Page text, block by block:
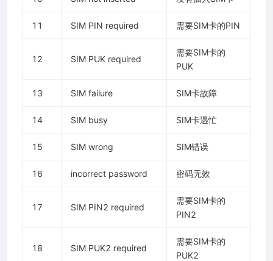
11 SIM PIN required 需要SIM卡的PIN
12 SIM PUK required
需要SIM卡的
PUK
13 SIM failure SIM卡故障
14 SIM busy SIM卡遇忙
15 SIM wrong SIM错误
16 incorrect password 密码无效
17 SIM PIN2 required
需要SIM卡的
PIN2
18 SIM PUK2 required
需要SIM卡的
PUK2